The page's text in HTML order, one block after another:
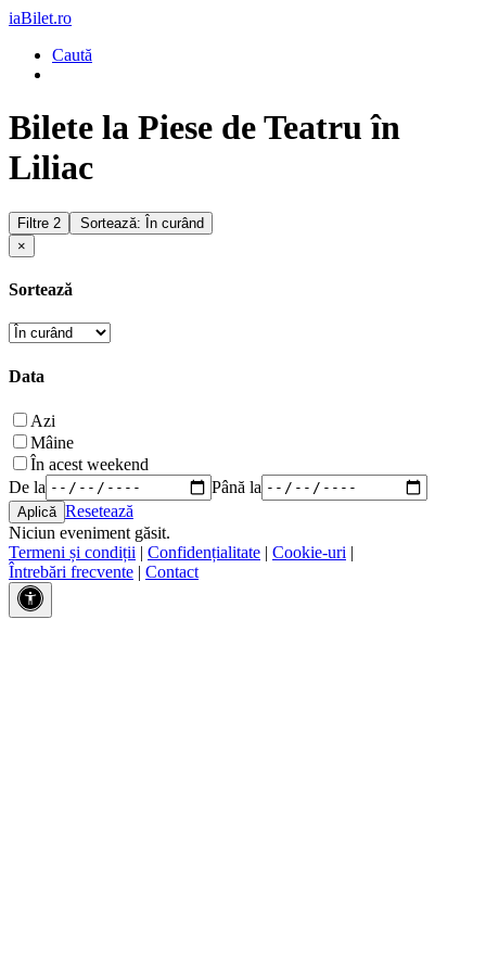
iaBilet.ro
Caută
Bilete la Piese de Teatru în
Liliac
Filtre 2
Sortează: În curând
×
Sortează
Data
Azi
Mâine
În acest weekend
De la
Până la
Resetează
Niciun eveniment găsit.
Termeni și condiții | Confidențialitate | Cookie-uri |
Întrebări frecvente | Contact